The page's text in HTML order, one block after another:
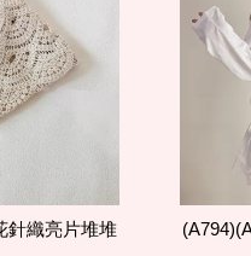
針織亮片堆堆